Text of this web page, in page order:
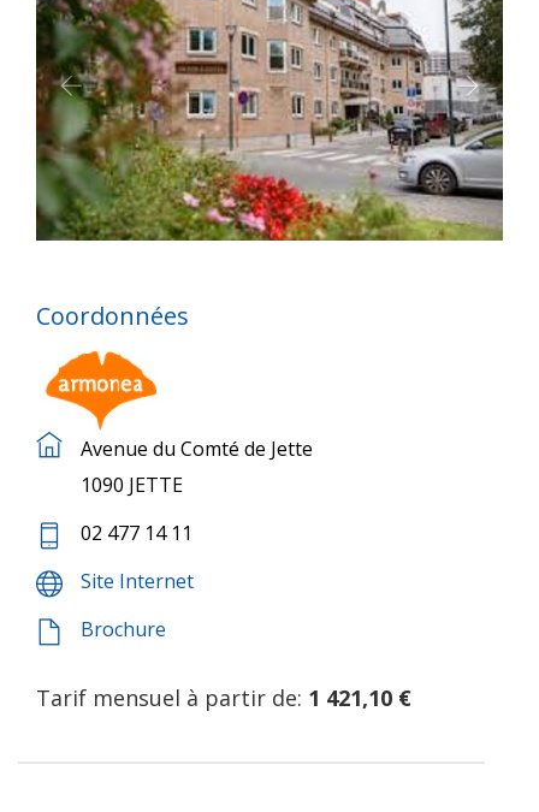
Coordonnées
Avenue du Comté de Jette
1090 JETTE
02 477 14 11
Site Internet
Brochure
Tarif mensuel à partir de: 1 421,10 €